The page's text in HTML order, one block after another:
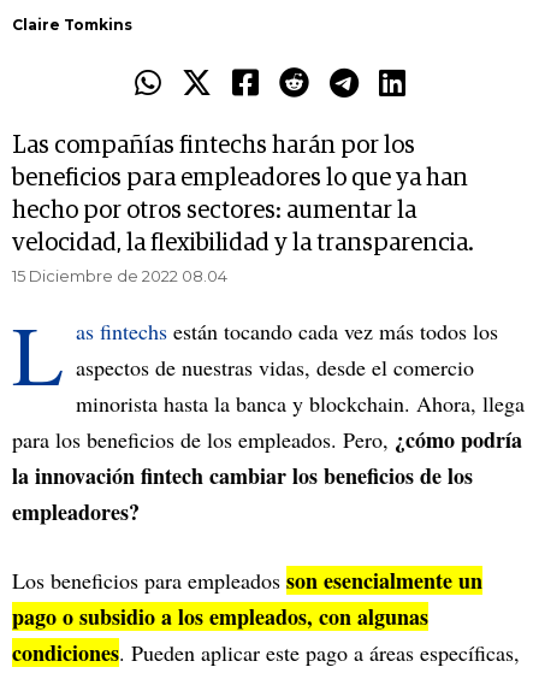
Claire Tomkins
Las compañías fintechs harán por los
beneficios para empleadores lo que ya han
hecho por otros sectores: aumentar la
velocidad, la flexibilidad y la transparencia.
15 Diciembre de 2022 08.04
L as fintechs están tocando cada vez más todos los
aspectos de nuestras vidas, desde el comercio
minorista hasta la banca y blockchain. Ahora, llega
para los beneficios de los empleados. Pero, ¿cómo podría
la innovación fintech cambiar los beneficios de los
empleadores?
Los beneficios para empleados son esencialmente un
pago o subsidio a los empleados, con algunas
condiciones. Pueden aplicar este pago a áreas específicas,